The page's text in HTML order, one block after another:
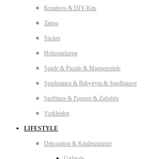
Kreatives & DIY-Kits
Tattoo
Sticker
Holzspielzeug
Spiele & Puzzle & Magnetspiele
Spielmatten & Babygym & Spielhäuser
Stofftiere & Puppen & Zubehör
Verkleiden
LIFESTYLE
Dekoration & Kinderzimmer